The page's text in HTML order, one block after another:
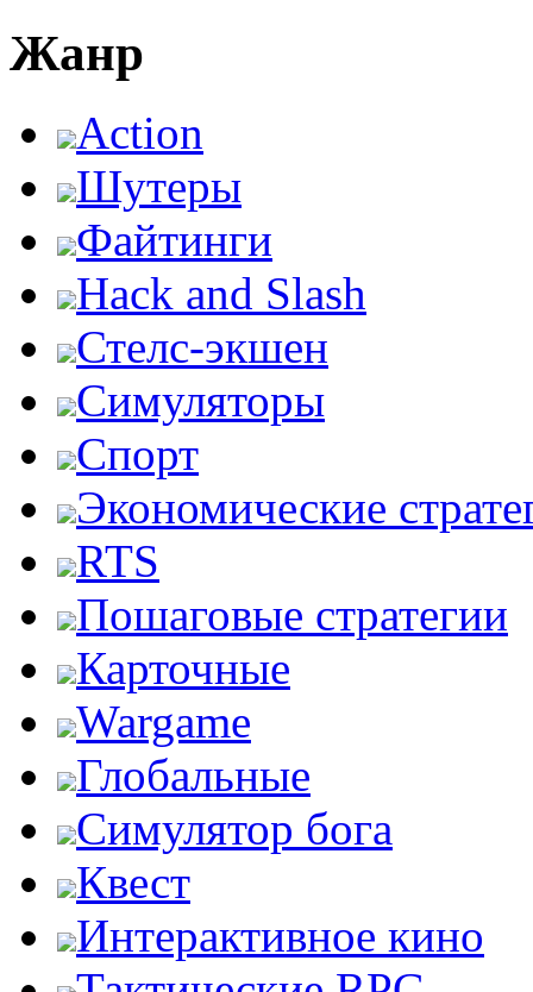
Жанр
Action
Шутеры
Файтинги
Hack and Slash
Стелс-экшен
Симуляторы
Спорт
Экономические
RTS
Пошаговые стратегии
Карточные
Wargame
Глобальные
Симулятор бога
Квест
Интерактивное кино